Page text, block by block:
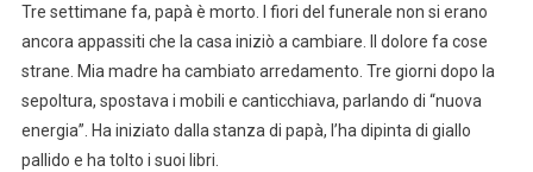
Tre settimane fa, papà è morto. I fiori del funerale non si erano
ancora appassiti che la casa iniziò a cambiare. Il dolore fa cose
strane. Mia madre ha cambiato arredamento. Tre giorni dopo la
sepoltura, spostava i mobili e canticchiava, parlando di “nuova
energia”. Ha iniziato dalla stanza di papà, l’ha dipinta di giallo
pallido e ha tolto i suoi libri.